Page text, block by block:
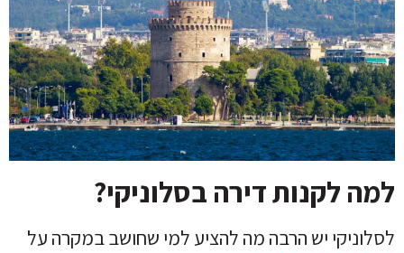
למה לקנות דירה בסלוניקי?
לסלוניקי יש הרבה מה להציע למי שחושב במקרה על